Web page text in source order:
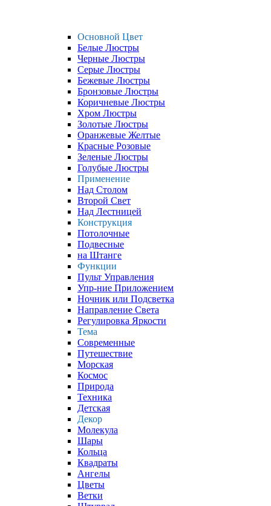
Основной Цвет
Белые Люстры
Черные Люстры
Серые Люстры
Бежевые Люстры
Бронзовые Люстры
Коричневые Люстры
Хром Люстры
Золотые Люстры
Оранжевые Желтые
Красные Розовые
Зеленые Люстры
Голубые Люстры
Применение
Над Столом
Второй Свет
Над Лестницей
Конструкция
Потолочные
Подвесные
на Штанге
Функции
Пульт Управления
Упр-ние Приложением
Ночник или Подсветка
Направление Света
Регулировка Яркости
Тема
Современные
Путешествие
Морская
Космос
Природа
Техника
Детская
Декор
Молекула
Шары
Кольца
Квадраты
Ангелы
Цветы
Ветки